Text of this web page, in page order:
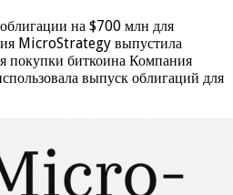
на $700 млн для
MicroStrategy выпустила
покупки биткоина Компания
выпуск облигаций для